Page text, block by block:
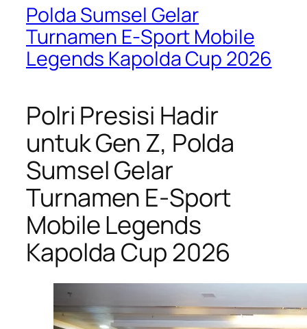
Polda Sumsel Gelar
Turnamen E-Sport Mobile
Legends Kapolda Cup 2026
Polri Presisi Hadir
untuk Gen Z, Polda
Sumsel Gelar
Turnamen E-Sport
Mobile Legends
Kapolda Cup 2026
H